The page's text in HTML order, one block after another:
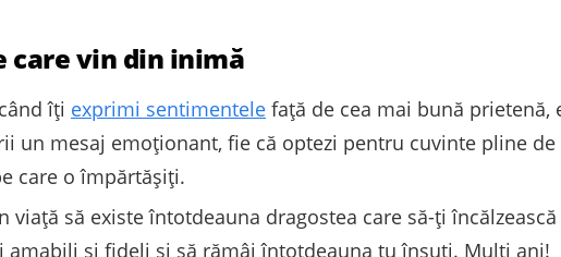
care vin din inimă
îți exprimi sentimentele față de cea mai bună prietenă,
un mesaj emoționant, fie că optezi pentru cuvinte pline
care o împărtășiți.
viață să existe întotdeauna dragostea care să-ți
amabili și fideli și să rămâi întotdeauna tu însuți. Mulți ani!